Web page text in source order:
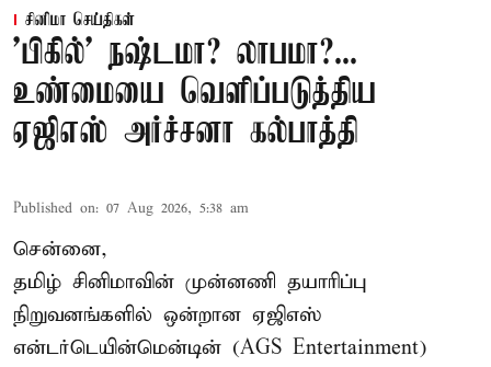
சினிமா செய்திகள்
'பிகில்' நஷ்டமா? லாபமா?...
உண்மையை வெளிப்படுத்திய
ஏஜிஎஸ் அர்ச்சனா கல்பாத்தி
Published on: 07 Aug 2026, 5:38 am
சென்னை,
தமிழ் சினிமாவின் முன்னணி தயாரிப்பு
நிறுவனங்களில் ஒன்றான ஏஜிஎஸ்
என்டர்டெயின்மென்டின் (AGS Entertainment)